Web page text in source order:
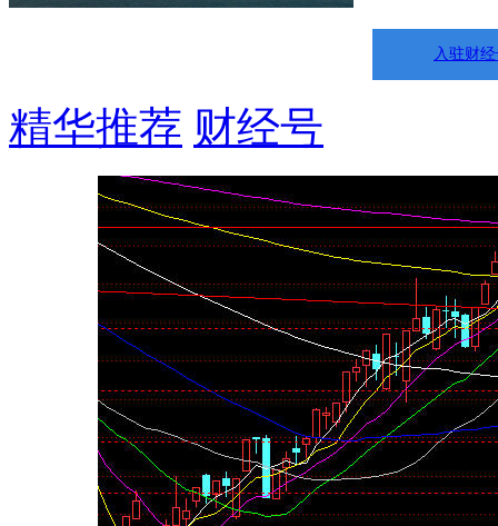
入驻财
精华推荐 财经号